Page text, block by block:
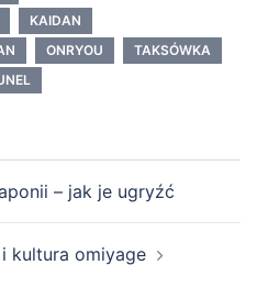
KAIDAN
ONRYOU
TAKSÓWKA
– jak je ugryźć
kultura omiyage